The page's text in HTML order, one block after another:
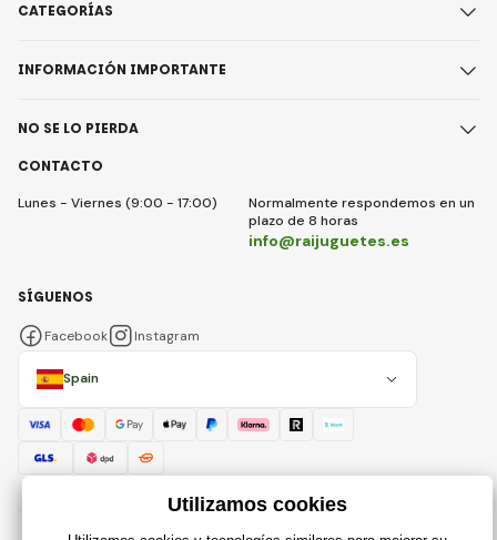
CONTACTO
Lunes - Viernes (9:00 - 17:00)
Normalmente respondemos en un
plazo de 8 horas
info@raijuguetes.es
CATEGORÍAS
INFORMACIÓN IMPORTANTE
NO SE LO PIERDA
Spain
SÍGUENOS
Facebook Instagram